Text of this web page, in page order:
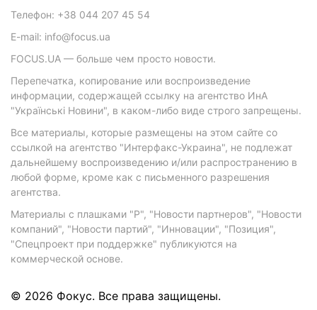
Телефон: +38 044 207 45 54
E-mail: info@focus.ua
FOCUS.UA — больше чем просто новости.
Перепечатка, копирование или воспроизведение
информации, содержащей ссылку на агентство ИнА
"Українські Новини", в каком-либо виде строго запрещены.
Все материалы, которые размещены на этом сайте со
ссылкой на агентство "Интерфакс-Украина", не подлежат
дальнейшему воспроизведению и/или распространению в
любой форме, кроме как с письменного разрешения
агентства.
Материалы с плашками "Р", "Новости партнеров", "Новости
компаний", "Новости партий", "Инновации", "Позиция",
"Спецпроект при поддержке" публикуются на
коммерческой основе.
© 2026 Фокус. Все права защищены.